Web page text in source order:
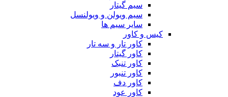
سیم گیتار
سیم ویولن و ویولنسل
سایر سیم ها
کیس و کاور
کاور تار و سه تار
کاور گیتار
کاور تنبک
کاور تنبور
کاور دف
کاور عود